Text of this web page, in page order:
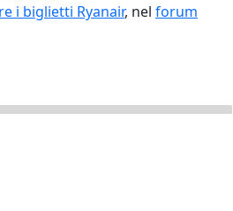
i biglietti Ryanair, nel forum